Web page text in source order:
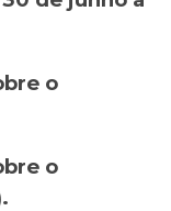
o
o